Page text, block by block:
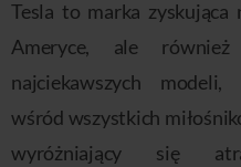
Tesla to marka
Ameryce, ale
najciekawszych modeli,
wśród wszystkich
wyróżniający się